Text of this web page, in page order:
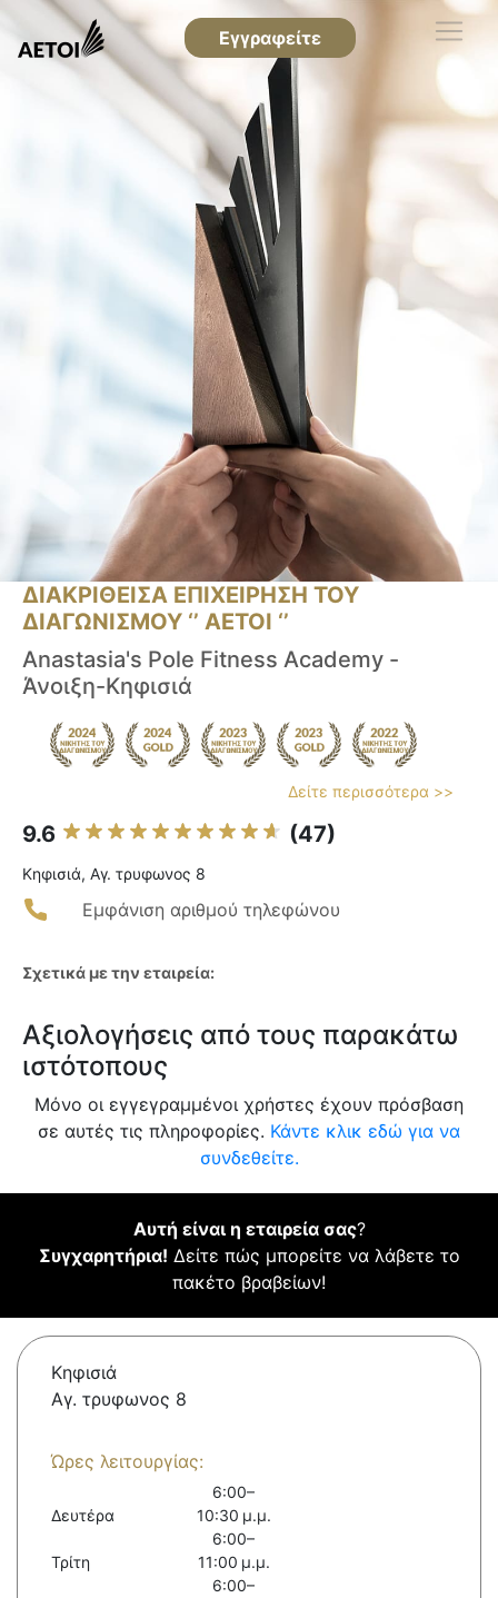
Εγγραφείτε
ΔΙΑΚΡΙΘΕΙΣΑ ΕΠΙΧΕΙΡΗΣΗ ΤΟΥ
ΔΙΑΓΩΝΙΣΜΟΥ ‘’ ΑΕΤΟΙ ‘’
Anastasia's Pole Fitness Academy -
Άνοιξη-Κηφισιά
Δείτε περισσότερα >>
9.6 (47)
Κηφισιά, Αγ. τρυφωνος 8
Εμφάνιση αριθμού τηλεφώνου
Σχετικά με την εταιρεία:
Αξιολογήσεις από τους παρακάτω
ιστότοπους
Μόνο οι εγγεγραμμένοι χρήστες έχουν πρόσβαση
σε αυτές τις πληροφορίες. Κάντε κλικ εδώ για να
συνδεθείτε.
Αυτή είναι η εταιρεία σας?
Συγχαρητήρια! Δείτε πώς μπορείτε να λάβετε το
πακέτο βραβείων!
Κηφισιά
Αγ. τρυφωνος 8
Ώρες λειτουργίας:
Δευτέρα
6:00–
10:30 μ.μ.
Τρίτη
6:00–
11:00 μ.μ.
6:00–